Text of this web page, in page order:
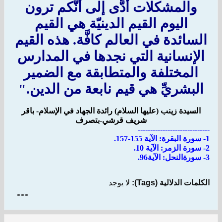
والمشكلات أدَّى إلى أنَّكم ترون
اليوم القيم الدينيّة هي القيم
السائدة في العالم كافَّة.‌ هذه القيم
الإنسانية التي نجدها في المدارس
المختلفة والمتطابقة مع الضمير
البشريِّ هي قيم نابعة من الدين.‏"
السيدة زينب (عليها السلام) رائدة الجهاد في الإسلام- باقر
شريف قرشي-بتصرف
-----------------------------
1- سورة البقرة: الآية 155-157.
2- سورة الزمر: الآية 10.
3- سورةالنحل: الآية96.
الكلمات الدلالية (Tags): لا يوجد